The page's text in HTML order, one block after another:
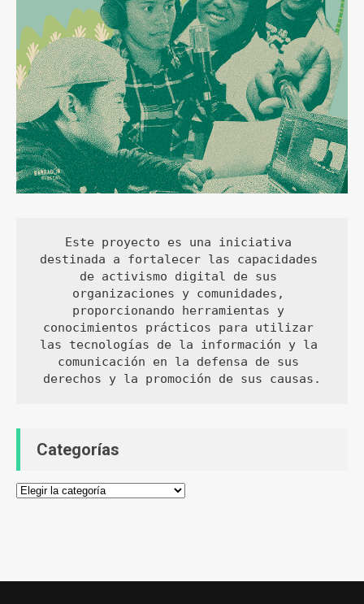
Este proyecto es una iniciativa
destinada a fortalecer las capacidades
de activismo digital de sus
organizaciones y comunidades,
proporcionando herramientas y
conocimientos prácticos para utilizar
las tecnologías de la información y la
comunicación en la defensa de sus
derechos y la promoción de sus causas.
Categorías
Categorías